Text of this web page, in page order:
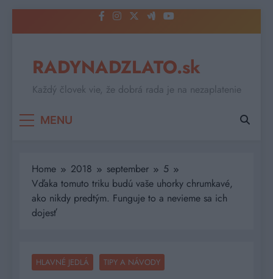
to
RADYNADZLATO.sk
Každý človek vie, že dobrá rada je na nezaplatenie
MENU
Home 2018 september
5
Vďaka tomuto triku budú vaše uhorky chrumkavé,
ako nikdy predtým. Funguje to a nevieme sa ich
dojesť
HLAVNÉ JEDLÁ TIPY A NÁVODY